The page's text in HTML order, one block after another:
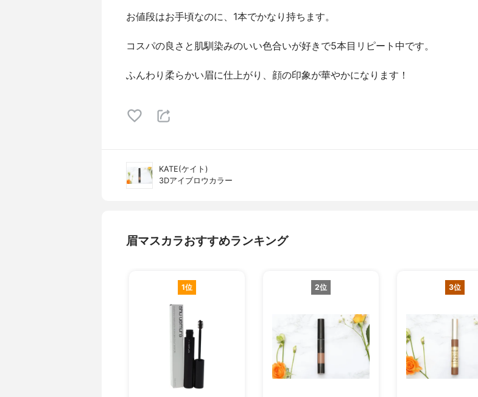
お値段はお手頃なのに、1本でかなり持ちます。
コスパの良さと肌馴染みのいい色合いが好きで5本目リピート中です。
ふんわり柔らかい眉に仕上がり、顔の印象が華やかになります！
KATE(ケイト)
3Dアイブロウカラー
眉マスカラおすすめランキング
1位 2位 3位